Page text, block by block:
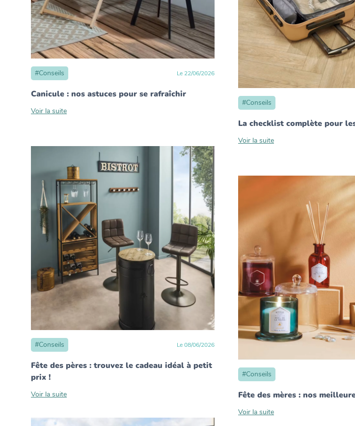
#Conseils Le 22/06/2026
Canicule : nos astuces pour se rafraîchir
Voir la suite
#Conseils
La checklist complète pour
Voir la suite
#Conseils Le08/06/2026
Fête des pères : trouvez le cadeau idéal à petit
prix !
Voir la suite
#Conseils
Fête des mères : nos
Voir la suite